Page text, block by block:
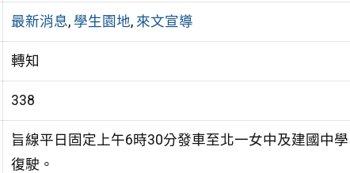
最新消息, 學生園地, 來文宣導
轉知
338
旨線平日固定上午6時30分發車至北一女中及建國中
復駛。